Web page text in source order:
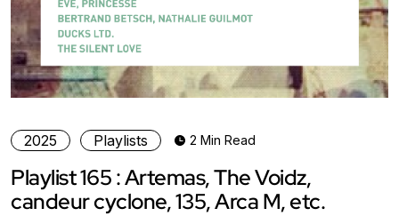
2025 Playlists 2 Min Read
Playlist 165 : Artemas, The Voidz,
candeur cyclone, 135, Arca M, etc.